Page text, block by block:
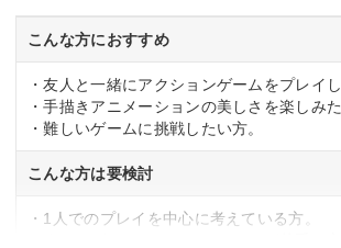
CERO「A」全年齢対象
こんな方におすすめ
・友人と一緒にアクションゲームをプレイし
・手描きアニメーションの美しさを楽しみた
・難しいゲームに挑戦したい方。
こんな方は要検討
・1人でのプレイを中心に考えている方。